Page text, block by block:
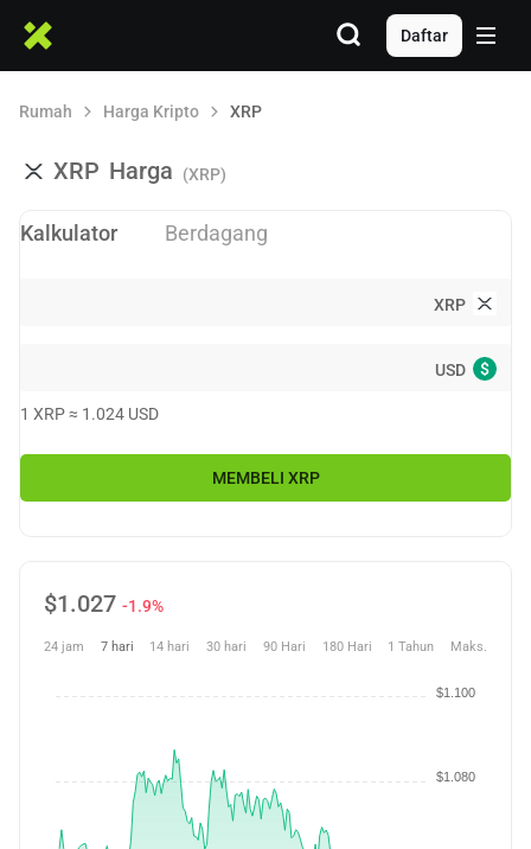
Daftar
Rumah Harga Kripto XRP
XRP Harga (XRP)
Kalkulator Berdagang
XRP
USD $
1 XRP≈ 1.024 USD
MEMBELI XRP
$1.027 -1.9%
24 jam 7 hari 14 hari 30 hari 90 Hari 180 Hari 1 Tahun Maks.
$1.080
$1.100